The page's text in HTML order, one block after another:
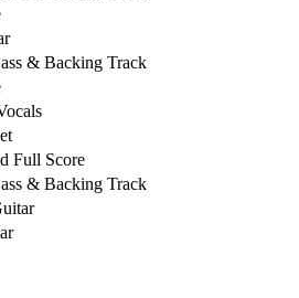
& Backing Track
Full Score
& Backing Track